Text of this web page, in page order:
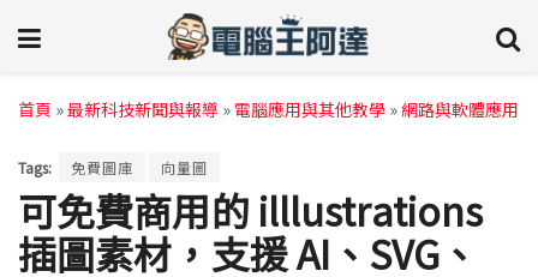
首頁 »最新科技新聞與報導 » 電腦應用與其他教學 »網路與軟體應用
Tags: 免費圖庫 向量圖
可免費商用的 illlustrations
插圖素材，支援 AI、SVG、